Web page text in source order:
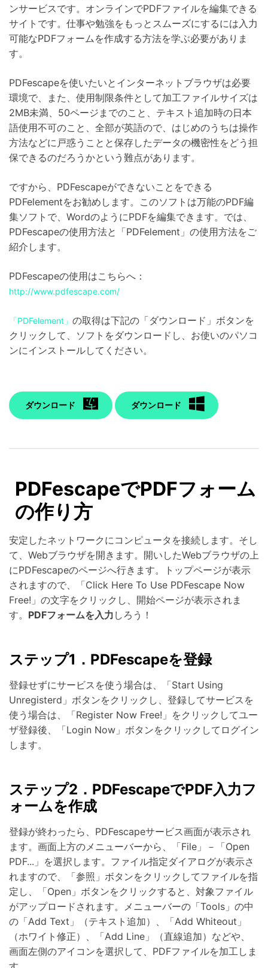
ンサービスです。オンラインでPDFファイルを編集できる
サイトです。仕事や勉強をもっとスムーズにするには入力
可能なPDFフォームを作成する方法を学ぶ必要がありま
す。
PDFescapeを使いたいとインターネットブラウザは必要
環境で、また、使用制限条件として加工ファイルサイズは
2MB未満、50ページまでのこと、テキスト追加時の日本
語使用不可のこと、全部が英語ので、はじめのうちは操作
方法などに戸惑うことと保存したデータの機密性をどう担
保できるのだろうかという難点があります。
ですから、PDFescapeができないことをできる
PDFelementをお勧めします。このソフトは万能のPDF編
集ソフトで、WordのようにPDFを編集できます。では、
PDFescapeの使用方法と「PDFelement」の使用方法をご
紹介します。
PDFescapeの使用はこちらへ：
http://www.pdfescape.com/
「PDFelement」 の取得は下記の「ダウンロード」ボタンを
クリックして、ソフトをダウンロードし、お使いのパソコ
ンにインストールしてください。
ダウンロード ダウンロード
PDFescapeでPDFフォーム
の作り方
安定したネットワークにコンピュータを接続します。そし
て、Webブラウザを開きます。開いしたWebブラウザの上
にPDFescapeのページへ行きます。トップページが表示
されますので、「Click Here To Use PDFescape Now
Free!」の文字をクリックし、開始ページが表示されま
す。 PDFフォームを入力 しろう！
ステップ1．PDFescapeを登録
登録せずにサービスを使う場合は、「Start Using
Unregisterd」ボタンをクリックし、登録してサービスを
使う場合は、「Register Now Free!」をクリックしてユー
ザ登録後、「Login Now」ボタンをクリックしてログイン
します。
ステップ2．PDFescapeでPDF入力フ
ォームを作成
登録が終わったら、PDFescapeサービス画面が表示され
ます。画面上方のメニューバーから、「File」－「Open
PDF...」を選択します。ファイル指定ダイアログが表示さ
れますので、「参照」ボタンをクリックしてファイルを指
定し、「Open」ボタンをクリックすると、対象ファイル
がアップロードされます。メニューバーの「Tools」の中
の「Add Text」（テキスト追加）、「Add Whiteout」
（ホワイト修正）、「Add Line」（直線追加）などや、
画面左側のアイコンを選択して、PDFファイルを加工しま